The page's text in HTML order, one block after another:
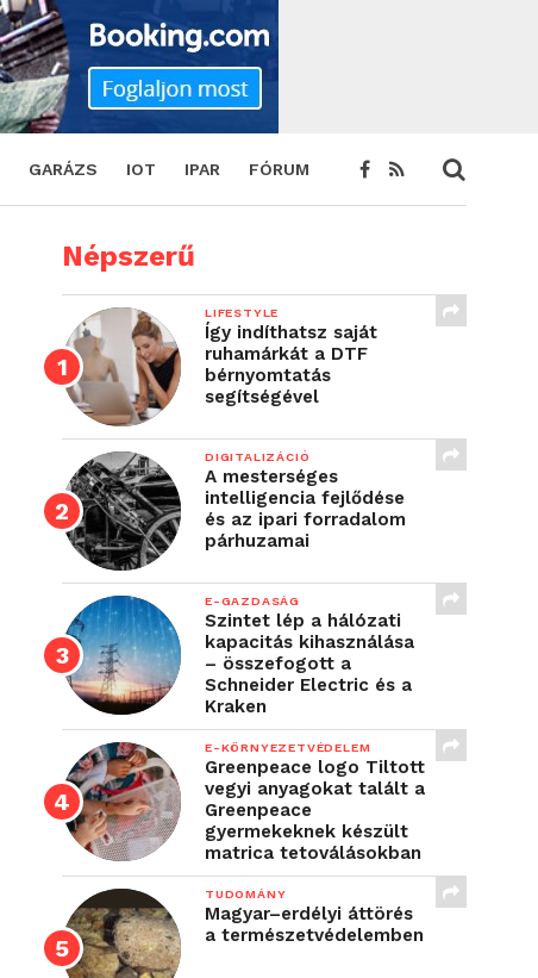
GARÁZS IOT IPAR FÓRUM
Népszerű
LIFESTYLE
Így indíthatsz saját
ruhamárkát a DTF
bérnyomtatás
segítségével
DIGITALIZÁCIÓ
A mesterséges
intelligencia fejlődése
és az ipari forradalom
párhuzamai
E-GAZDASÁG
Szintet lép a hálózati
kapacitás kihasználása
– összefogott a
Schneider Electric és a
Kraken
E-KÖRNYEZETVÉDELEM
Greenpeace logo Tiltott
vegyi anyagokat talált a
Greenpeace
gyermekeknek készült
matrica tetoválásokban
TUDOMÁNY
Magyar–erdélyi áttörés
a természetvédelemben